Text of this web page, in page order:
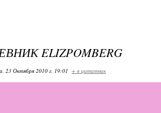
ELIZPOMBERG
23 Октября 2010 г. 19:01 + в цитатник